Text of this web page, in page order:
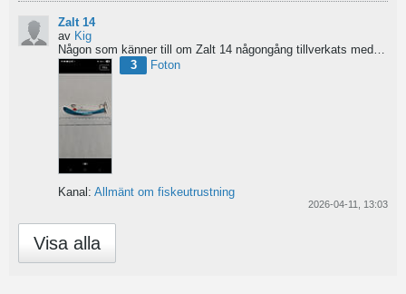
Zalt 14
av Kig
Någon som känner till om Zalt 14 någongång tillverkats med fenor?
3
Foton
Kanal: Allmänt om fiskeutrustning
2026-04-11, 13:03
Visa alla